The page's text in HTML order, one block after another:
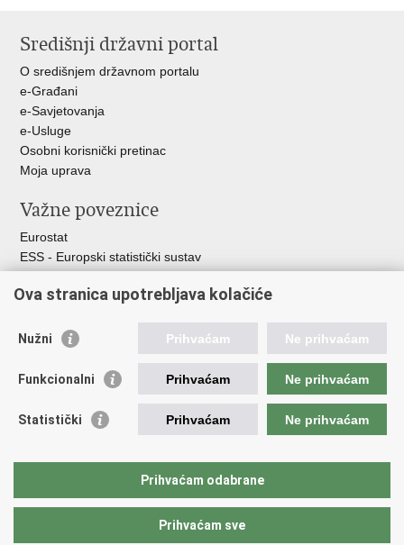
Središnji državni portal
O središnjem državnom portalu
e-Građani
e-Savjetovanja
e-Usluge
Osobni korisnički pretinac
Moja uprava
Važne poveznice
Eurostat
ESS - Europski statistički sustav
Statistički savjet Republike Hrvatske
Statistički sustav Republike Hrvatske
Odbor za sustav službene statistike RH
Ministarstvo zaštite okoliša i zelene tranzicije
Ministarstvo financija
Ministarstvo poljoprivrede, šumarstva i ribarstva
Ova stranica upotrebljava kolačiće
Nužni Prihvaćam Ne prihvaćam
Funkcionalni Prihvaćam Ne prihvaćam
Statistički Prihvaćam Ne prihvaćam
Prihvaćam odabrane
Prihvaćam sve